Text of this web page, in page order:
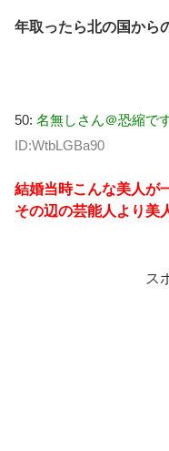
年取ったら北の国から
50: 名無しさん＠恐縮で
ID:WtbLGBa90
結婚当時こんな美人が
その辺の芸能人より美
ス